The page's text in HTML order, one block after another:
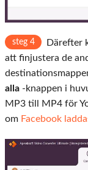
steg 4 Därefter
att finjustera de
alla -knappen i
MP3 till MP4 för
om Facebook